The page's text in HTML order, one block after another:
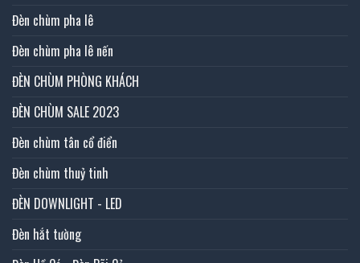
Đèn chùm pha lê
Đèn chùm pha lê nến
ĐÈN CHÙM PHÒNG KHÁCH
ĐÈN CHÙM SALE 2023
Đèn chùm tân cổ điển
Đèn chùm thuỷ tinh
ĐÈN DOWNLIGHT - LED
Đèn hắt tường